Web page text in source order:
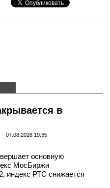
в
07.08.2026 19:35
основную
МосБиржи
индекс РТС снижается